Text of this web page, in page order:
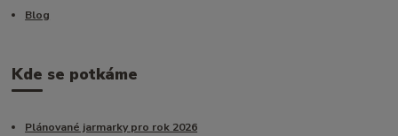
Blog
Kde se potkáme
Plánované jarmarky pro rok 2026